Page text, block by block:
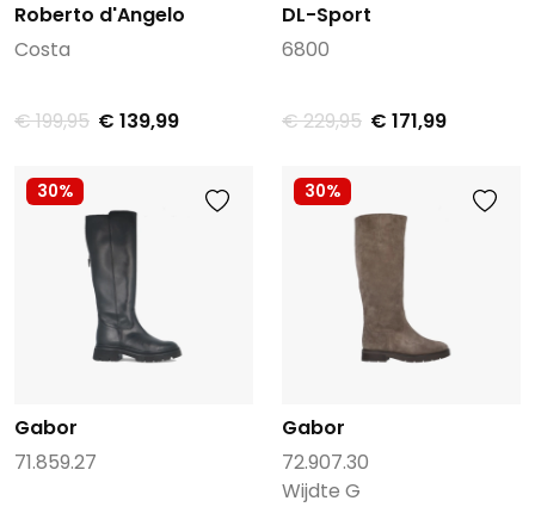
Roberto d'Angelo
Costa
€ 199,95 € 139,99
DL-Sport
6800
€ 229,95 € 171,99
30%
Gabor
71.859.27
30%
Gabor
72.907.30
Wijdte G